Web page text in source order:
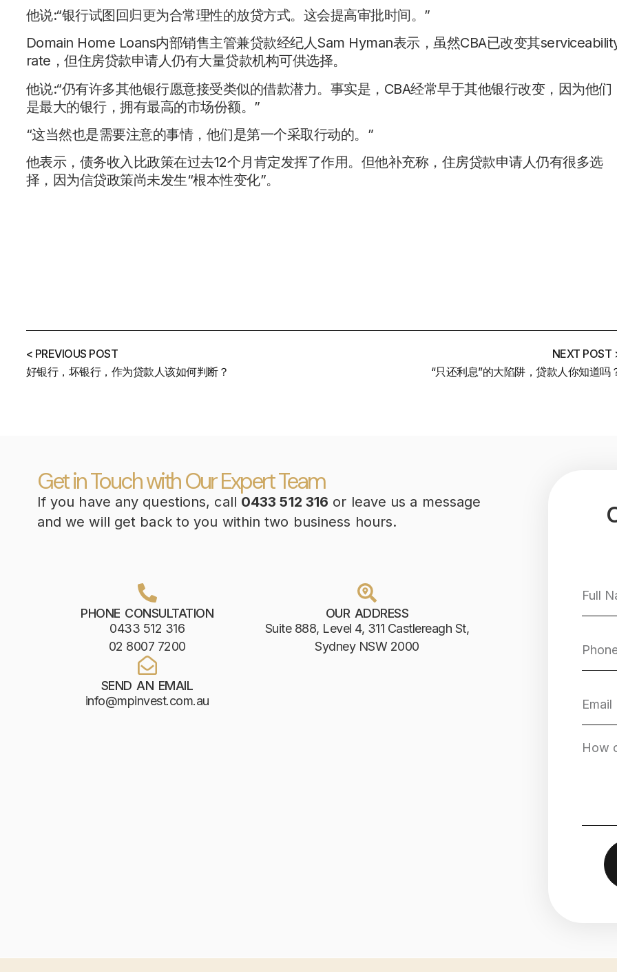
他说:“银行试图回归更为合常理性的放贷方式。这会提高审批时间。”
Domain Home Loans内部销售主管兼贷款经纪人Sam Hyman表示，虽然CBA已改变其
rate，但住房贷款申请人仍有大量贷款机构可供选择。
他说:“仍有许多其他银行愿意接受类似的借款潜力。事实是，CBA经常早于其他银行改变，因为他们
是最大的银行，拥有最高的市场份额。”
“这当然也是需要注意的事情，他们是第一个采取行动的。”
他表示，债务收入比政策在过去12个月肯定发挥了作用。但他补充称，住房贷款申请人仍有很多选
择，因为信贷政策尚未发生“根本性变化”。
< PREVIOUS POST
好银行，坏银行，作为贷款人该如何判断？
NEXT POST
“只还利息”的大陷阱，贷款人你知道吗
Get in Touch with Our Expert Team
If you have any questions, call 0433 512 316 or leave us a message
and we will get back to you within two business hours.
PHONE CONSULTATION
0433 512 316
02 8007 7200
OUR ADDRESS
Suite 888, Level 4, 311 Castlereagh St,
Sydney NSW 2000
SEND AN EMAIL
info@mpinvest.com.au